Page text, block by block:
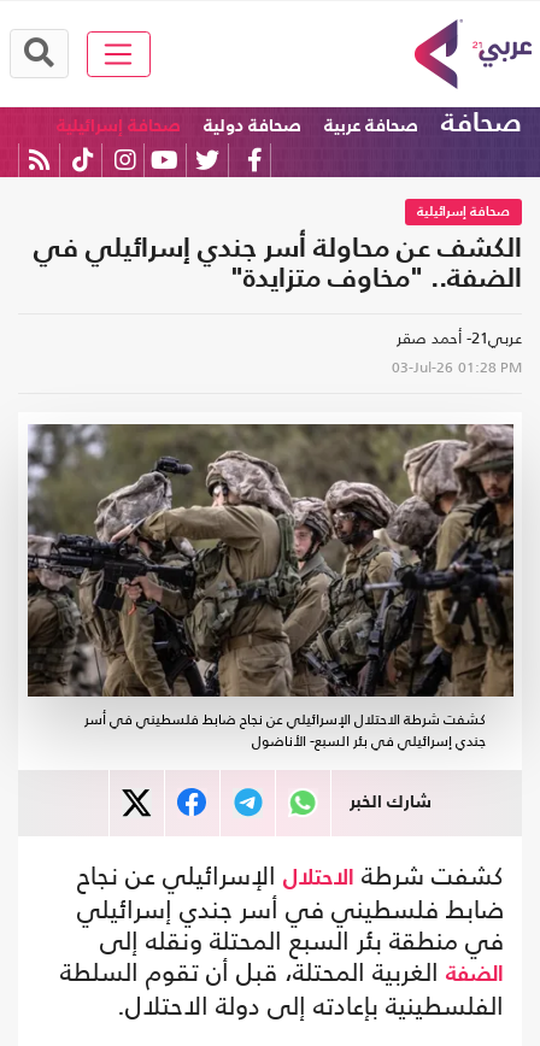
صحافة صحافة عربية صحافة دولية صحافة إسرائيلية
صحافة إسرائيلية
الكشف عن محاولة أسر جندي إسرائيلي في
الضفة.. "مخاوف متزايدة"
عربي21- أحمد صقر
03-Jul-26 01:28 PM
كشفت شرطة الاحتلال الإسرائيلي عن نجاح ضابط فلسطيني في أسر
جندي إسرائيلي في بئر السبع- الأناضول
شارك الخبر
كشفت شرطة الاحتلال الإسرائيلي عن نجاح
ضابط فلسطيني في أسر جندي إسرائيلي
في منطقة بئر السبع المحتلة ونقله إلى
الضفة الغربية المحتلة، قبل أن تقوم السلطة
الفلسطينية بإعادته إلى دولة الاحتلال.